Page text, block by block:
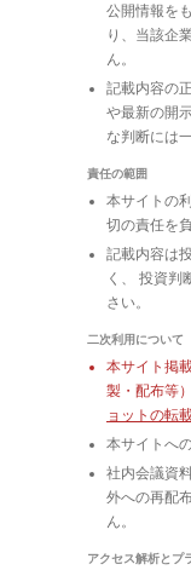
公開情報を
り、当該企
ん。
記載内容の
や最新の開
な判断には
責任の範囲
本サイトの
切の責任を
記載内容は
く、 投資判
さい。
二次利用について
本サイト掲
製・配布等
ョットの転
本サイトへ
社内会議資
外への再配
ん。
アクセス解析とプ